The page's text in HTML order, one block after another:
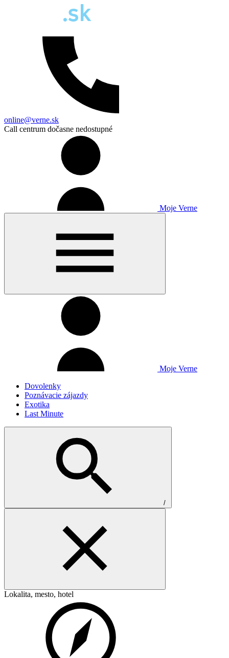
online@verne.sk
Call centrum dočasne nedostupné
Moje Verne
Moje Verne
Dovolenky
Poznávacie zájazdy
Exotika
Last Minute
/
Lokalita, mesto, hotel